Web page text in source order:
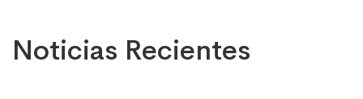
Noticias Recientes